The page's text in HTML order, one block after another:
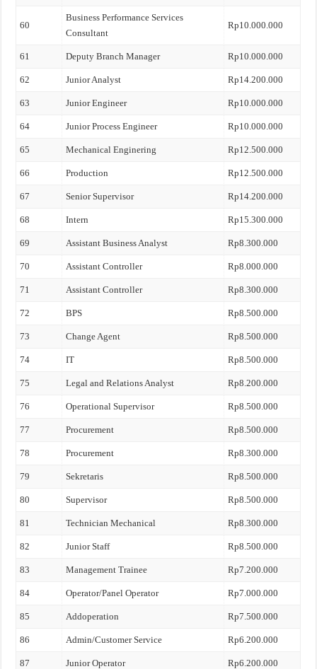
60
Business Performance Services
Consultant
Rp10.000.000
61 Deputy Branch Manager Rp10.000.000
62 Junior Analyst Rp14.200.000
63 Junior Engineer Rp10.000.000
64 Junior Process Engineer Rp10.000.000
65 Mechanical Enginering Rp12.500.000
66 Production Rp12.500.000
67 Senior Supervisor Rp14.200.000
68 Intern Rp15.300.000
69 Assistant Business Analyst Rp8.300.000
70 Assistant Controller Rp8.000.000
71 Assistant Controller Rp8.300.000
72 BPS Rp8.500.000
73 Change Agent Rp8.500.000
74 IT Rp8.500.000
75 Legal and Relations Analyst Rp8.200.000
76 Operational Supervisor Rp8.500.000
77 Procurement Rp8.500.000
78 Procurement Rp8.300.000
79 Sekretaris Rp8.500.000
80 Supervisor Rp8.500.000
81 Technician Mechanical Rp8.300.000
82 Junior Staff Rp8.500.000
83 Management Trainee Rp7.200.000
84 Operator/Panel Operator Rp7.000.000
85 Addoperation Rp7.500.000
86 Admin/Customer Service Rp6.200.000
87 Junior Operator Rp6.200.000